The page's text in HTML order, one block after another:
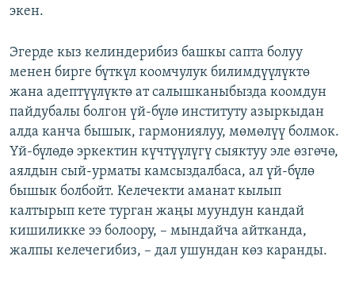
экен.
Эгерде кыз келиндерибиз башкы сапта болуу
менен бирге бүткүл коомчулук билимдүүлүктө
жана адептүүлүктө ат салышканыбызда коомдун
пайдубалы болгон үй-бүлө институту азыркыдан
алда канча бышык, гармониялуу, мөмөлүү болмок.
Үй-бүлөдө эркектин күчтүүлүгү сыяктуу эле өзгөчө,
аялдын сый-урматы камсыздалбаса, ал үй-бүлө
бышык болбойт. Келечекти аманат кылып
калтырып кете турган жаңы муундун кандай
кишиликке ээ болоору, – мындайча айтканда,
жалпы келечегибиз, – дал ушундан көз каранды.